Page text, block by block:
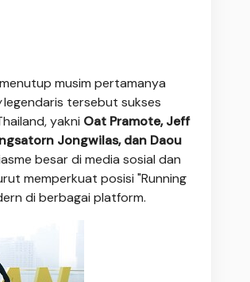
musim pertamanya
legendaris tersebut sukses
yakni Oat Pramote, Jeff
Jongwilas, dan Daou
besar di media sosial dan
memperkuat posisi "Running
di berbagai platform.